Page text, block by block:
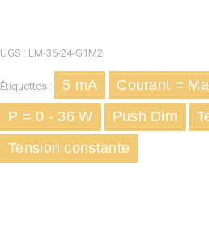
UGS : LM-36-24-G1M2
Étiquettes : 5 mA Courant =
P = 0 - 36 W
Push Dim
Tension constante